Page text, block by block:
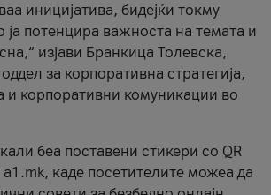
иницијатива, бидејќи токму
ја потенцира важноста на темата и
изјави Бранкица Толевска,
за корпоративна стратегија,
и корпоративни комуникации во
беа поставени стикери со QR
a1.mk, каде посетителите можеа да